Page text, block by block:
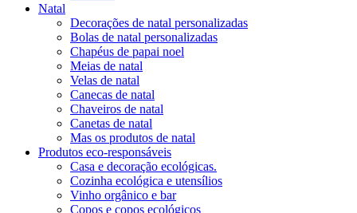
Natal
Decorações de natal personalizadas
Bolas de natal personalizadas
Chapéus de papai noel
Meias de natal
Velas de natal
Canecas de natal
Chaveiros de natal
Canetas de natal
Mas os produtos de natal
Produtos eco-responsáveis
Casa e decoração ecológicas.
Cozinha ecológica e utensílios
Vinho orgânico e bar
Copos e copos ecológicos